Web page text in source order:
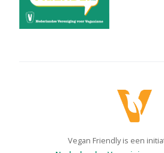
Vegan Friendly is een